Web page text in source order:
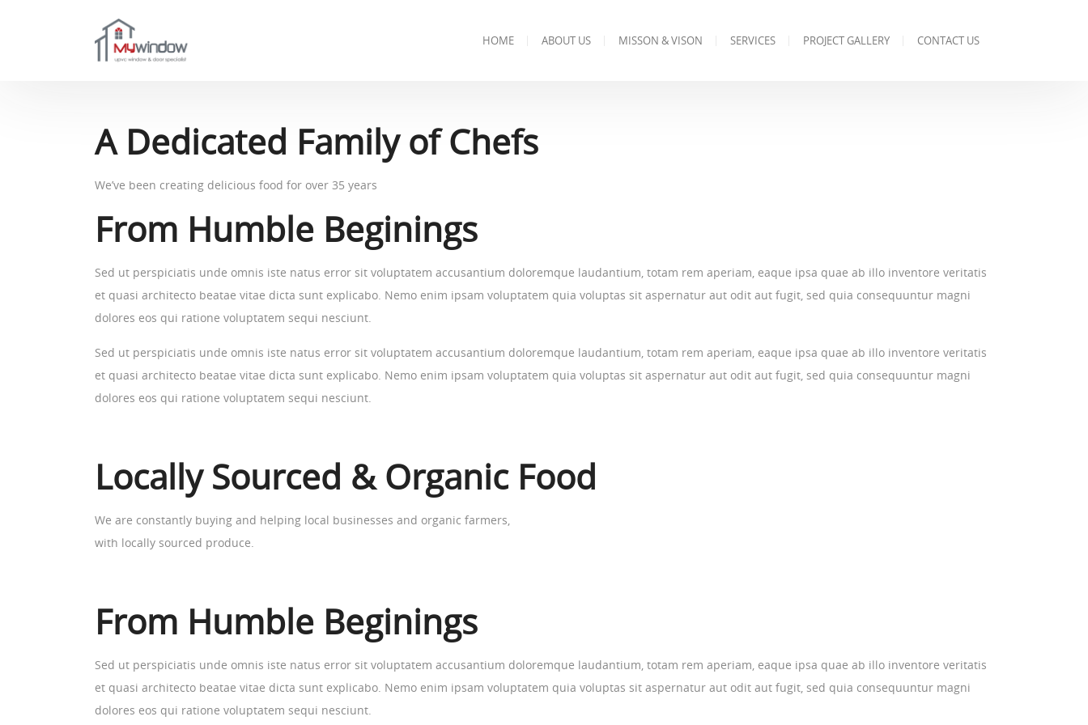
HOME ABOUT US MISSON & VISON SERVICES PROJECT GALLERY CONTACT US
A Dedicated Family of Chefs
We’ve been creating delicious food for over 35 years
From Humble Beginings
Sed ut perspiciatis unde omnis iste natus error sit voluptatem accusantium doloremque laudantium, totam rem aperiam, eaque ipsa quae ab illo inventore veritatis
et quasi architecto beatae vitae dicta sunt explicabo. Nemo enim ipsam voluptatem quia voluptas sit aspernatur aut odit aut fugit, sed quia consequuntur magni
dolores eos qui ratione voluptatem sequi nesciunt.
Sed ut perspiciatis unde omnis iste natus error sit voluptatem accusantium doloremque laudantium, totam rem aperiam, eaque ipsa quae ab illo inventore veritatis
et quasi architecto beatae vitae dicta sunt explicabo. Nemo enim ipsam voluptatem quia voluptas sit aspernatur aut odit aut fugit, sed quia consequuntur magni
dolores eos qui ratione voluptatem sequi nesciunt.
Locally Sourced & Organic Food
We are constantly buying and helping local businesses and organic farmers,
with locally sourced produce.
From Humble Beginings
Sed ut perspiciatis unde omnis iste natus error sit voluptatem accusantium doloremque laudantium, totam rem aperiam, eaque ipsa quae ab illo inventore veritatis
et quasi architecto beatae vitae dicta sunt explicabo. Nemo enim ipsam voluptatem quia voluptas sit aspernatur aut odit aut fugit, sed quia consequuntur magni
dolores eos qui ratione voluptatem sequi nesciunt.